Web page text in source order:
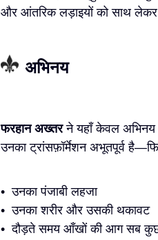
और आंतरिक लड़ाइयों को साथ
अभिनय
फरहान अख्तरने यहाँ केवल अभिनय
उनका ट्रांसफ़ॉर्मेशन अभूतपूर्व
• उनका पंजाबी लहजा
• उनका शरीर और उसकी थकावट
• दौड़ते समय आँखों की आग सब कुछ